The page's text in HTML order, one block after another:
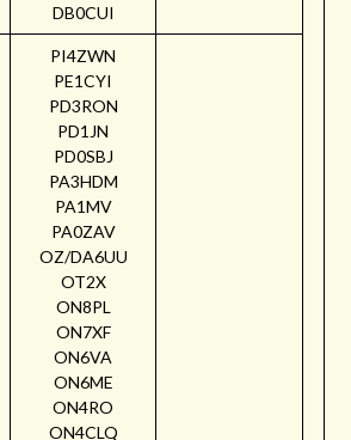
DB0CUI
PI4ZWN
PE1CYI
PD3RON
PD1JN
PD0SBJ
PA3HDM
PA1MV
PA0ZAV
OZ/DA6UU
OT2X
ON8PL
ON7XF
ON6VA
ON6ME
ON4RO
ON4CLQ